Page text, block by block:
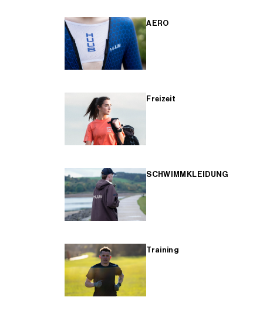
AERO
Freizeit
SCHWIMMKLEIDUNG
Training